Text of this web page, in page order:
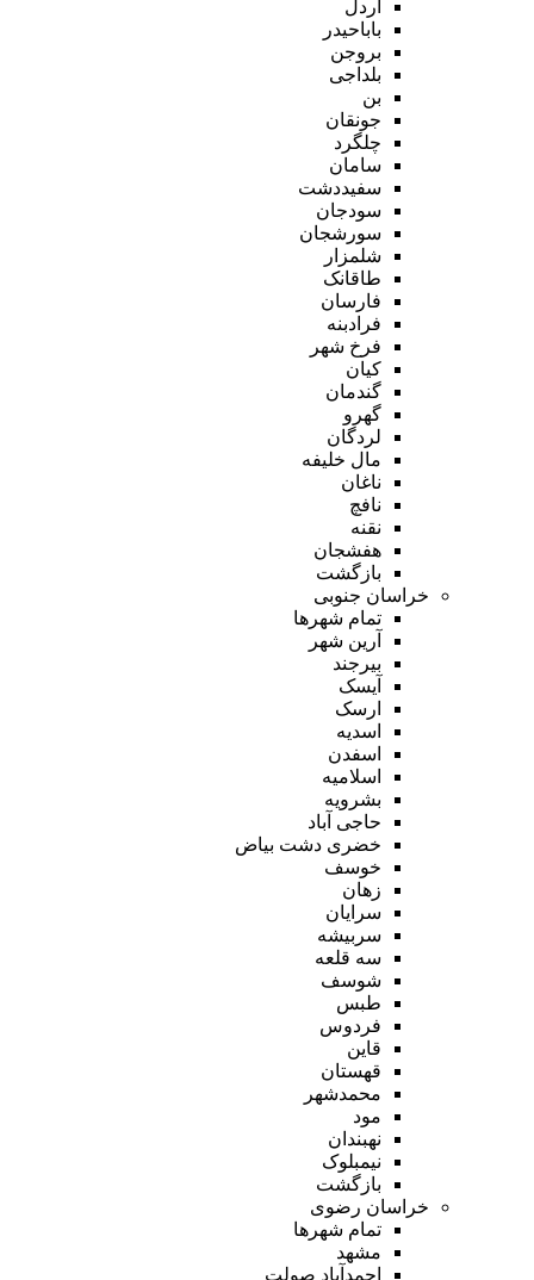
اردل
باباحیدر
بروجن
بلداجی
بن
جونقان
چلگرد
سامان
سفیددشت
سودجان
سورشجان
شلمزار
طاقانک
فارسان
فرادبنه
فرخ شهر
کیان
گندمان
گهرو
لردگان
مال خلیفه
ناغان
نافچ
نقنه
هفشجان
بازگشت
خراسان جنوبی
تمام شهر‌ها
آرین شهر
بیرجند
آیسک
ارسک
اسدیه
اسفدن
اسلامیه
بشرویه
حاجی آباد
خضری دشت بیاض
خوسف
زهان
سرایان
سربیشه
سه قلعه
شوسف
طبس
فردوس
قاین
قهستان
محمدشهر
مود
نهبندان
نیمبلوک
بازگشت
خراسان رضوی
تمام شهر‌ها
مشهد
احمدآباد صولت